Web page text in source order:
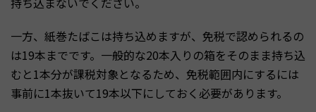
一方、紙巻たばこは持ち込めますが、免税で認められるの
は19本までです。一般的な20本入りの箱をそのまま持ち込
むと1本分が課税対象となるため、免税範囲内にするには
事前に1本抜いて19本以下にしておく必要があります。